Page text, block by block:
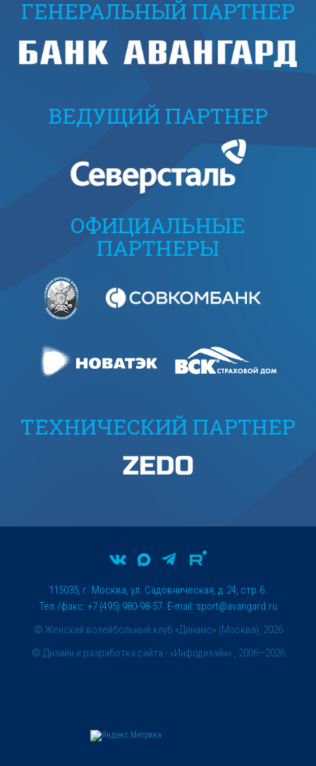
ГЕНЕРАЛЬНЫЙ ПАРТНЕР
ВЕДУЩИЙ ПАРТНЕР
ОФИЦИАЛЬНЫЕ
ПАРТНЕРЫ
ТЕХНИЧЕСКИЙ ПАРТНЕР
© Женский волейбольный клуб «Динамо» (Москва), 2026
115035, г. Москва, ул. Садовническая, д.24, стр.6.
Тел./факс: +7 (495) 980-98-57. E-mail: sport@avangard.ru
© Дизайн и разработка сайта - «Инфодизайн» , 2006—2026